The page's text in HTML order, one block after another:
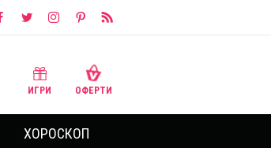
ИГРИ ОФЕРТИ
ХОРОСКОП